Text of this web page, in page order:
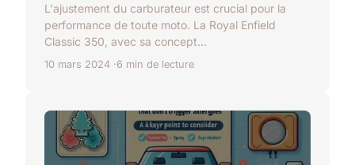
L'ajustement du carburateur est crucial pour la
performance de toute moto. La Royal Enfield
Classic 350, avec sa concept...
10 mars 2024 6 min de lecture